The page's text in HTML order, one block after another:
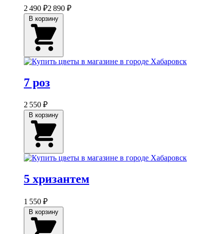
2 490 ₽2 890 ₽
7 роз
2 550 ₽
5 хризантем
1 550 ₽